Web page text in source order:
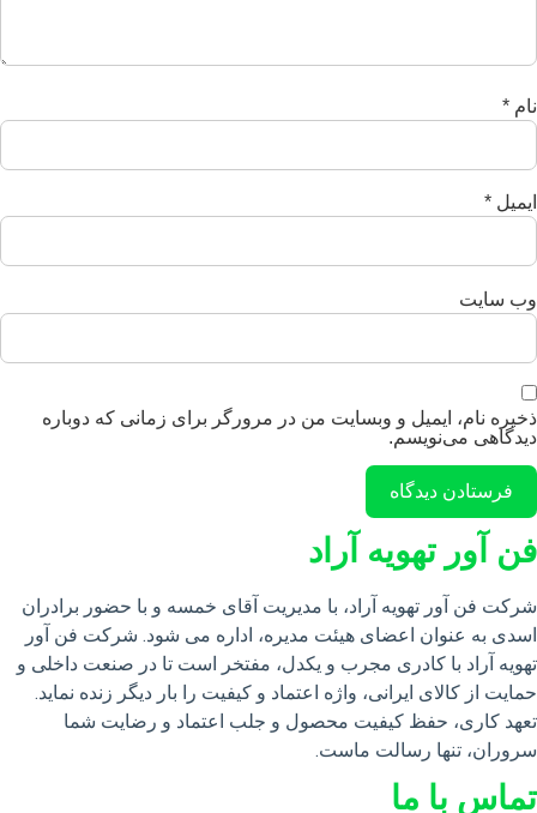
نام *
ایمیل *
وب‌ سایت
ذخیره نام، ایمیل و وبسایت من در مرورگر برای زمانی که دوباره
دیدگاهی می‌نویسم.
فن آور تهویه آراد
شرکت فن آور تهویه آراد، با مدیریت آقای خمسه و با حضور برادران
اسدی به عنوان اعضای هیئت مدیره، اداره می شود. شرکت فن آور
تهویه آراد با کادری مجرب و یکدل، مفتخر است تا در صنعت داخلی و
حمایت از کالای ایرانی، واژه اعتماد و کیفیت را بار دیگر زنده نماید.
تعهد کاری، حفظ کیفیت محصول و جلب اعتماد و رضایت شما
سروران، تنها رسالت ماست.
تماس با ما